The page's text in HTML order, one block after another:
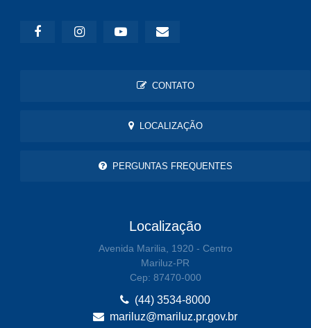
CONTATO
LOCALIZAÇÃO
PERGUNTAS FREQUENTES
Localização
Avenida Marilia, 1920 - Centro
Mariluz-PR
Cep: 87470-000
(44) 3534-8000
mariluz@mariluz.pr.gov.br